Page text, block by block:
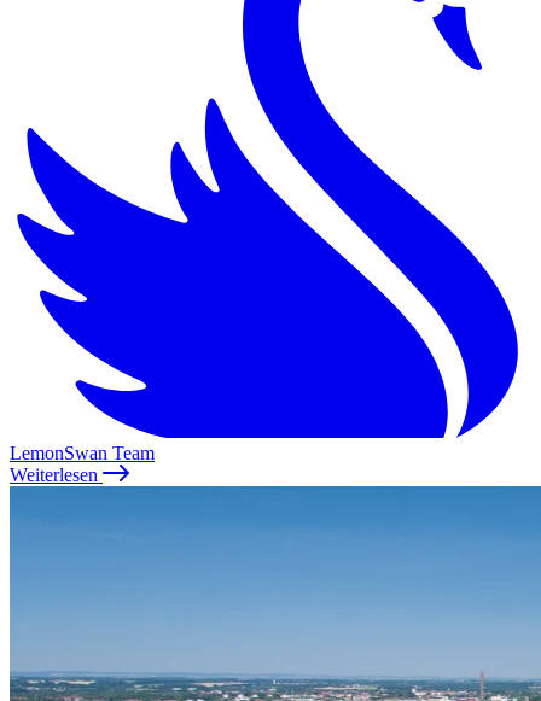
LemonSwan Team
Weiterlesen